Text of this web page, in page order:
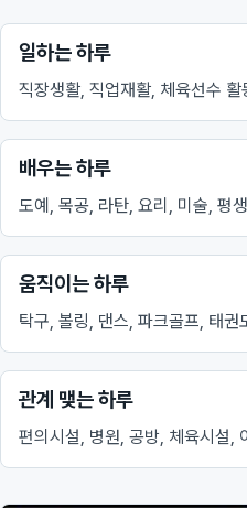
일하는 하루
직장생활, 직업재활, 체육선수
배우는 하루
도예, 목공, 라탄, 요리, 미술, 평
움직이는 하루
탁구, 볼링, 댄스, 파크골프, 태권
관계 맺는 하루
편의시설, 병원, 공방, 체육시설,